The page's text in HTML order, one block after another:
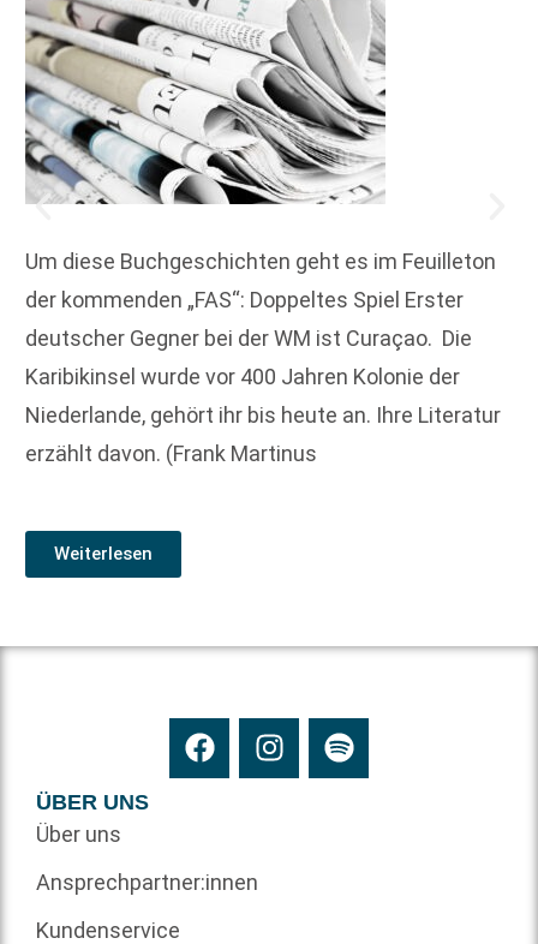
Um diese Buchgeschichten geht es im Feuilleton
der kommenden „FAS“: Doppeltes Spiel Erster
deutscher Gegner bei der WM ist Curaçao. Die
Karibik­insel wurde vor 400 Jahren Kolonie der
Niederlande, gehört ihr bis heute an. Ihre Literatur
erzählt davon. (Frank Martinus
Weiterlesen
ÜBER UNS
Über uns
Ansprechpartner:innen
Kundenservice